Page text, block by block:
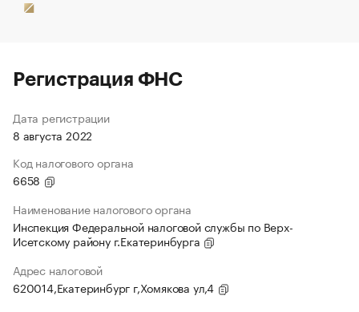
Регистрация ФНС
Дата регистрации
8 августа 2022
Код налогового органа
6658
Наименование налогового органа
Инспекция Федеральной налоговой службы по Верх-
Исетскому району г.Екатеринбурга
Адрес налоговой
620014,Екатеринбург г,Хомякова ул,4